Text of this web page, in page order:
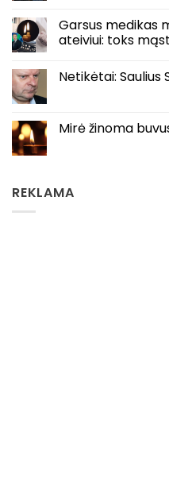
Garsus medikas
ateiviui: toks
Netikėtai: Saulius
Mirė žinoma
REKLAMA